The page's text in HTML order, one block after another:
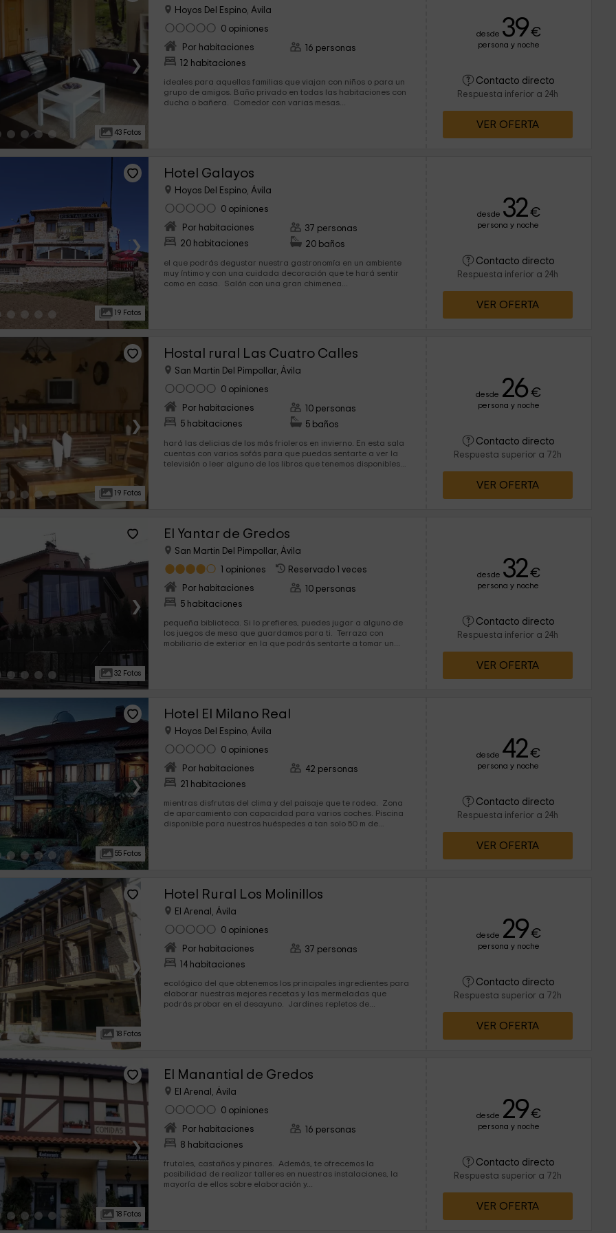
›
43 Fotos
Hoyos Del Espino, Ávila
0 opiniones
Por habitaciones
12 habitaciones
16 personas
ideales para aquellas familias que viajan con niños o para un
grupo de amigos. Baño privado en todas las habitaciones con
ducha o bañera. Comedor con varias mesas...
desde 39€
persona y noche
Contacto directo
Respuesta inferior a 24h
VER OFERTA
›
19 Fotos
Hotel Galayos
Hoyos Del Espino, Ávila
0 opiniones
Por habitaciones
20 habitaciones
37 personas
20 baños
el que podrás degustar nuestra gastronomía en un ambiente
muy íntimo y con una cuidada decoración que te hará sentir
como en casa. Salón con una gran chimenea...
desde 32€
persona y noche
Contacto directo
Respuesta inferior a 24h
VER OFERTA
›
19 Fotos
Hostal rural Las Cuatro Calles
San Martin Del Pimpollar, Ávila
0 opiniones
Por habitaciones
5 habitaciones
10 personas
5 baños
hará las delicias de los más frioleros en invierno. En esta sala
cuentas con varios sofás para que puedas sentarte a ver la
televisión o leer alguno de los libros que tenemos disponibles
desde 26 €
persona y noche
Contacto directo
Respuesta superior a 72h
VER OFERTA
›
32 Fotos
El Yantar de Gredos
San Martin Del Pimpollar, Ávila
1 opiniones
Reservado 1 veces
Por habitaciones
5 habitaciones
10 personas
pequeña biblioteca. Si lo prefieres, puedes jugar a alguno de
los juegos de mesa que guardamos para ti. Terraza con
mobiliario de exterior en la que podrás sentarte a tomar un...
desde 32€
persona y noche
Contacto directo
Respuesta inferior a 24h
VER OFERTA
›
55 Fotos
Hotel El Milano Real
Hoyos Del Espino, Ávila
0 opiniones
Por habitaciones
21 habitaciones
42 personas
mientras disfrutas del clima y del paisaje que te rodea. Zona
de aparcamiento con capacidad para varios coches. Piscina
disponible para nuestros huéspedes a tan solo 50 m de
desde 42€
persona y noche
Contacto directo
Respuesta inferior a 24h
VER OFERTA
›
18 Fotos
Hotel Rural Los Molinillos
El Arenal, Ávila
0 opiniones
Por habitaciones
14 habitaciones
37 personas
ecológico del que obtenemos los principales ingredientes para
elaborar nuestras mejores recetas y las mermeladas que
podrás probar en el desayuno. Jardines repletos de...
desde 29€
persona y noche
Contacto directo
Respuesta superior a 72h
VER OFERTA
›
18 Fotos
El Manantial de Gredos
El Arenal, Ávila
0 opiniones
Por habitaciones
8 habitaciones
16 personas
frutales, castaños y pinares. Además, te ofrecemos la
posibilidad de realizar talleres en nuestras instalaciones, la
mayoría de ellos sobre elaboración y...
desde 29€
persona y noche
Contacto directo
Respuesta superior a 72h
VER OFERTA